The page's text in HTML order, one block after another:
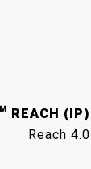
REACH (IP)
Reach 4.0